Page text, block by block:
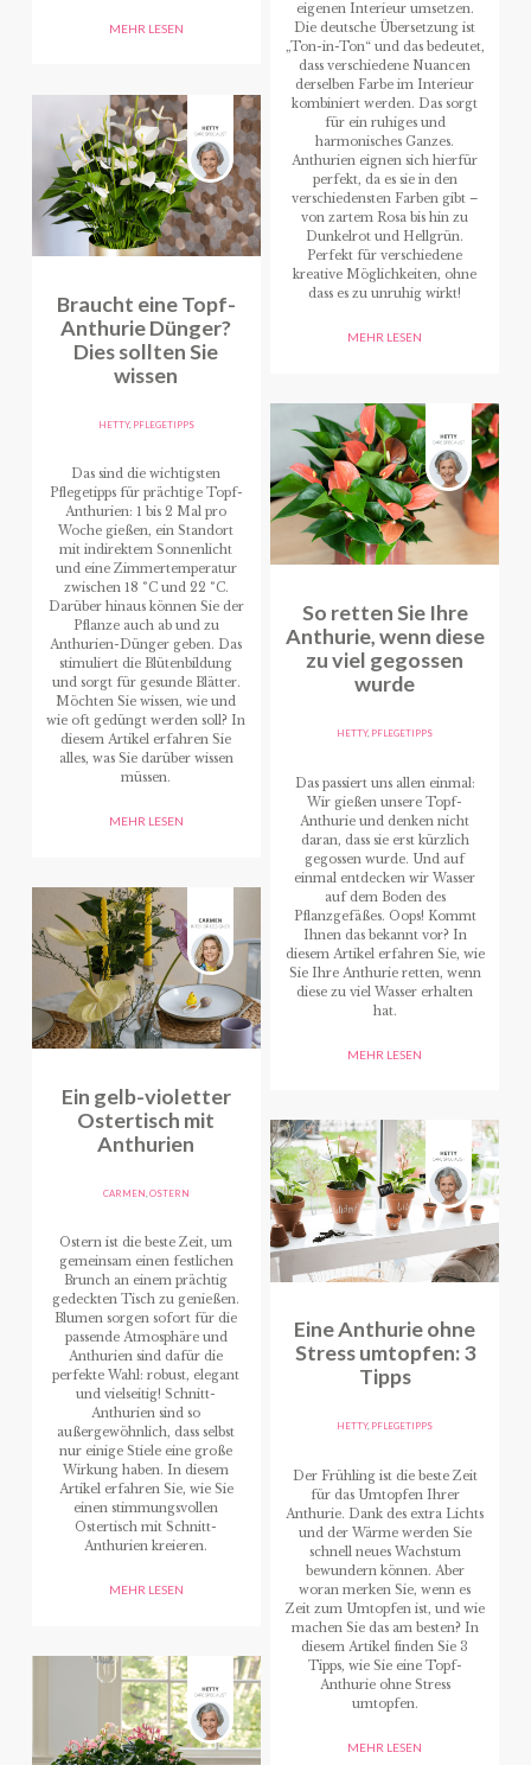
MEHR LESEN
Braucht eine Topf-
Anthurie Dünger?
Dies sollten Sie
wissen
HETTY, PFLEGETIPPS
Das sind die wichtigsten
Pflegetipps für prächtige Topf-
Anthurien: 1 bis 2 Mal pro
Woche gießen, ein Standort
mit indirektem Sonnenlicht
und eine Zimmertemperatur
zwischen 18 °C und 22 °C.
Darüber hinaus können Sie der
Pflanze auch ab und zu
Anthurien-Dünger geben. Das
stimuliert die Blütenbildung
und sorgt für gesunde Blätter.
Möchten Sie wissen, wie und
wie oft gedüngt werden soll? In
diesem Artikel erfahren Sie
alles, was Sie darüber wissen
müssen.
MEHR LESEN
Ein gelb-violetter
Ostertisch mit
Anthurien
CARMEN,OSTERN
Ostern ist die beste Zeit, um
gemeinsam einen festlichen
Brunch an einem prächtig
gedeckten Tisch zu genießen.
Blumen sorgen sofort für die
passende Atmosphäre und
Anthurien sind dafür die
perfekte Wahl: robust, elegant
und vielseitig! Schnitt-
Anthurien sind so
außergewöhnlich, dass selbst
nur einige Stiele eine große
Wirkung haben. In diesem
Artikel erfahren Sie, wie Sie
einen stimmungsvollen
Ostertisch mit Schnitt-
Anthurien kreieren.
MEHR LESEN
eigenen Interieur umsetzen.
Die deutsche Übersetzung ist
„Ton-in-Ton“ und das bedeutet,
dass verschiedene Nuancen
derselben Farbe im Interieur
kombiniert werden. Das sorgt
für ein ruhiges und
harmonisches Ganzes.
Anthurien eignen sich hierfür
perfekt, da es sie in den
verschiedensten Farben gibt –
von zartem Rosa bis hin zu
Dunkelrot und Hellgrün.
Perfekt für verschiedene
kreative Möglichkeiten, ohne
dass es zu unruhig wirkt!
MEHR LESEN
So retten Sie Ihre
Anthurie, wenn diese
zu viel gegossen
wurde
HETTY, PFLEGETIPPS
Das passiert uns allen einmal:
Wir gießen unsere Topf-
Anthurie und denken nicht
daran, dass sie erst kürzlich
gegossen wurde. Und auf
einmal entdecken wir Wasser
auf dem Boden des
Pflanzgefäßes. Oops! Kommt
Ihnen das bekannt vor? In
diesem Artikel erfahren Sie, wie
Sie Ihre Anthurie retten, wenn
diese zu viel Wasser erhalten
hat.
MEHR LESEN
Eine Anthurie ohne
Stress umtopfen: 3
Tipps
HETTY, PFLEGETIPPS
Der Frühling ist die beste Zeit
für das Umtopfen Ihrer
Anthurie. Dank des extra Lichts
und der Wärme werden Sie
schnell neues Wachstum
bewundern können. Aber
woran merken Sie, wenn es
Zeit zum Umtopfen ist, und wie
machen Sie das am besten? In
diesem Artikel finden Sie 3
Tipps, wie Sie eine Topf-
Anthurie ohne Stress
umtopfen.
MEHR LESEN